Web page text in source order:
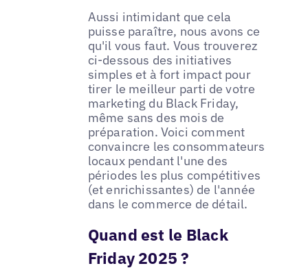
Aussi intimidant que cela
puisse paraître, nous avons ce
qu'il vous faut. Vous trouverez
ci-dessous des initiatives
simples et à fort impact pour
tirer le meilleur parti de votre
marketing du Black Friday,
même sans des mois de
préparation. Voici comment
convaincre les consommateurs
locaux pendant l'une des
périodes les plus compétitives
(et enrichissantes) de l'année
dans le commerce de détail.
Quand est le Black
Friday 2025 ?